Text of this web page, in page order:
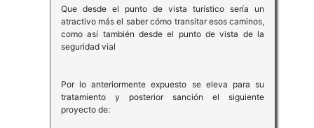
Que desde el punto de vista turístico sería un
atractivo más el saber cómo transitar esos caminos,
como así también desde el punto de vista de la
seguridad vial
Por lo anteriormente expuesto se eleva para su
tratamiento y posterior sanción el siguiente
proyecto de: